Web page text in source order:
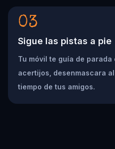
03
Sigue las pistas a pie
Tu móvil te guía de parada
acertijos, desenmascara
tiempo de tus amigos.